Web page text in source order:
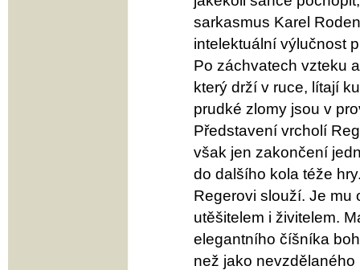
sarkasmus Karel
intelektuální výlučnost
Po záchvatech vzteku
který drží v ruce, lítají
prudké zlomy jsou v
Představení vrcholí
však jen zakončení
do dalšího kola téže
Regerovi slouží. Je mu
utěšitelem i živitelem.
elegantního číšníka
než jako